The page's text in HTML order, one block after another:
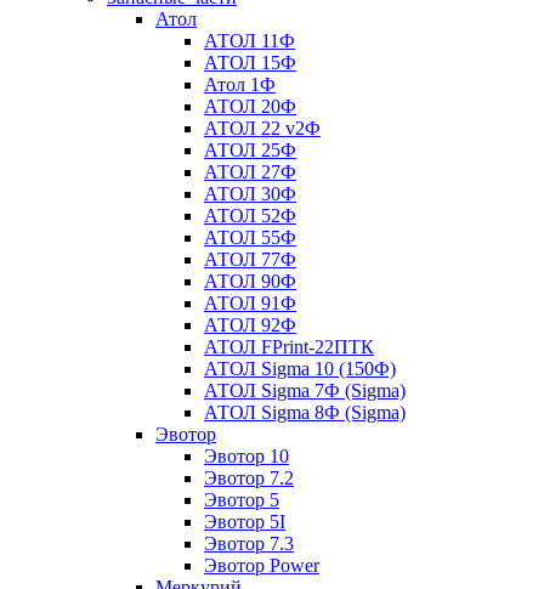
Атол
АТОЛ 11Ф
АТОЛ 15Ф
Атол 1Ф
АТОЛ 20Ф
АТОЛ 22 v2Ф
АТОЛ 25Ф
АТОЛ 27Ф
АТОЛ 30Ф
АТОЛ 52Ф
АТОЛ 55Ф
АТОЛ 77Ф
АТОЛ 90Ф
АТОЛ 91Ф
АТОЛ 92Ф
АТОЛ FPrint-22ПТК
АТОЛ Sigma 10 (150Ф)
АТОЛ Sigma 7Ф (Sigma)
АТОЛ Sigma 8Ф (Sigma)
Эвотор
Эвотор 10
Эвотор 7.2
Эвотор 5
Эвотор 5I
Эвотор 7.3
Эвотор Power